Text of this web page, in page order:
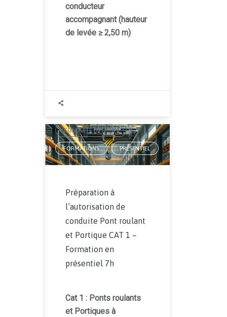
conducteur
accompagnant (hauteur
de levée ≥ 2,50 m)
CONDUITE D'ENGINS ,
FORMATIONS , PRÉSENTIEL
Préparation à
l’autorisation de
conduite Pont roulant
et Portique CAT 1 –
Formation en
présentiel 7h
Cat 1 : Ponts roulants
et Portiques à